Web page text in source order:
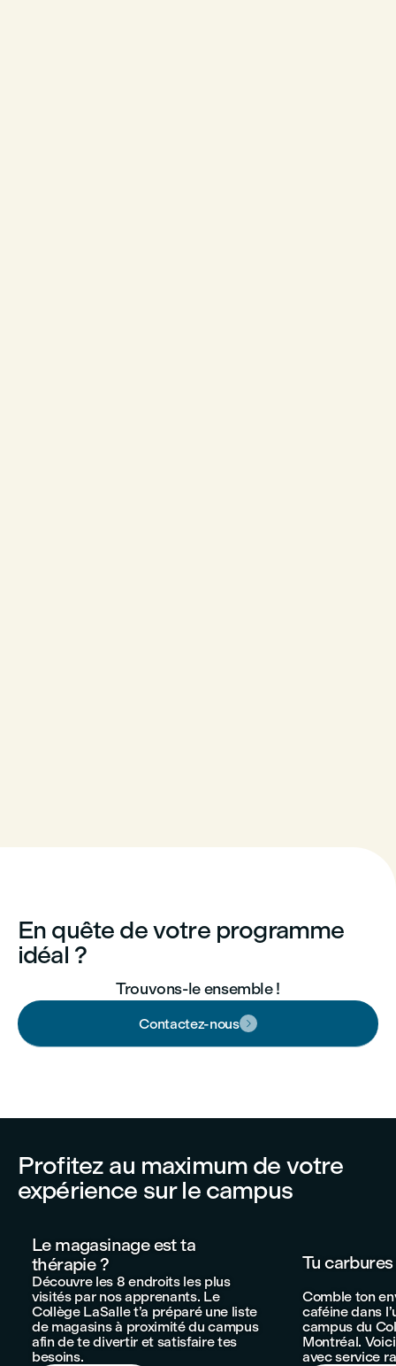
En quête de votre programme
idéal ?
Trouvons-le ensemble !
Contactez-nous 
Profitez au maximum de votre
expérience sur le campus
Le magasinage est ta
thérapie ?
Découvre les 8 endroits les plus
visités par nos apprenants. Le
Collège LaSalle t’a préparé une liste
de magasins à proximité du campus
afin de te divertir et satisfaire tes
besoins.
Tu
Comble ton
caféine dans
campus du
Montréal.
avec service